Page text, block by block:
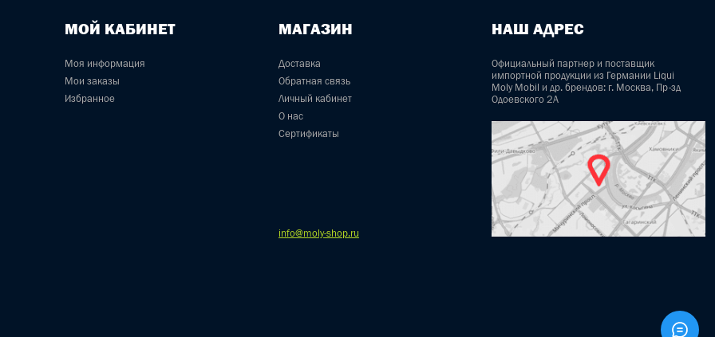
МОЙ КАБИНЕТ
Моя информация
Мои заказы
Избранное
МАГАЗИН
Доставка
Обратная связь
Личный кабинет
О нас
Сертификаты
НАШ АДРЕС
Официальный партнер и поставщик
импортной продукции из Германии Liqui
Moly Mobil и др. брендов: г. Москва, Пр-зд
Одоевского 2А
info@moly-shop.ru